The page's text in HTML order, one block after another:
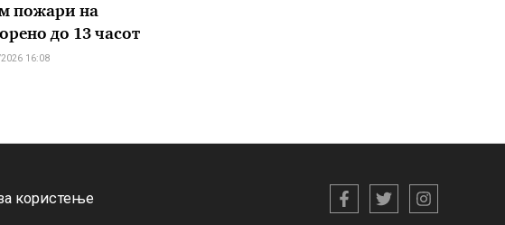
пожари на
до 13 часот
16:08
користење